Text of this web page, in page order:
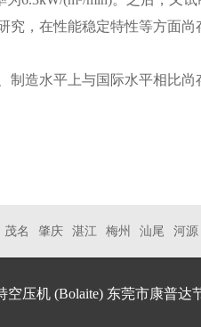
，在性能稳定特性等方面尚
造水平上与国际水平相比尚
茂名 肇庆 湛江 梅州 汕尾 河源
空压机(Bolaite) 东莞市康普达